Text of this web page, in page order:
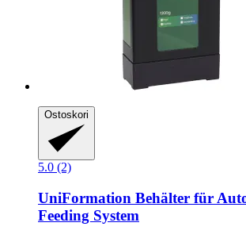
Ostoskori
5.0 (2)
UniFormation Behälter für
Feeding System